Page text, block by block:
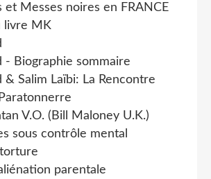
Messes noires en FRANCE
livre MK
- Biographie sommaire
& Salim Laïbi: La Rencontre
V.O. (Bill Maloney U.K.)
sous contrôle mental
parentale